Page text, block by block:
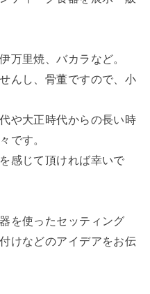
万里焼、バカラなど。
んし、骨董ですので、小
や大正時代からの長い時
です。
感じて頂ければ幸いで
を使ったセッティング
けなどのアイデアをお伝